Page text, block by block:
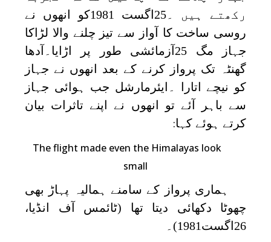
رکھتے ہیں ۔25اگست 1981کو انھوں نے
روسی ساخت کا آواز سے تیز چلنے والا لڑاکا
جہاز مگ 25آزمائشی طور پر اڑایا۔آدھا
گھنٹہ تک پرواز کرنے کے بعد انھوں نے جہاز
کو نیچے اتارا ۔ایئرمارشل جب ہوائی جہاز
سے باہر آئے تو انھوں نے اپنے تاثرات بیان
کرتے ہوئے کہا:
The flight made even the Himalayas look
small
ہماری پرواز کے سامنے ہمالیہ پہاڑ بھی
چھوٹا دکھائی دیتا تھا (ٹائمس آف انڈیا،
26اگست1981)۔